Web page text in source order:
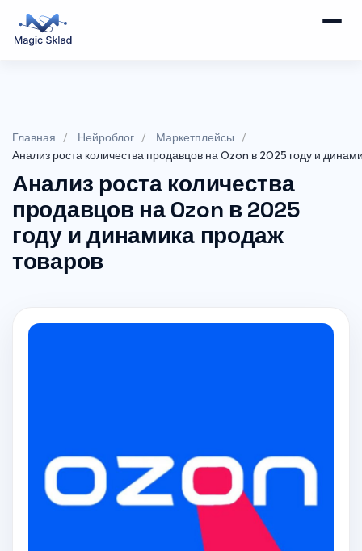
Главная Нейроблог
Маркетплейсы
Анализ роста количества продавцов на Ozon в 2025 году и
Анализ роста количества
продавцов на Ozon в 2025
году и динамика продаж
товаров